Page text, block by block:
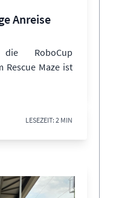
Anreise
RoboCup
Rescue Maze ist
LESEZEIT: 2 MIN